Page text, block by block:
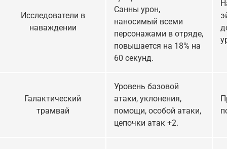
Исследователи в
наваждении
Санны урон,
наносимый всеми
персонажами в отряде,
повышается на 18% на
60 секунд.
Галактический
трамвай
Уровень базовой
атаки, уклонения,
помощи, особой атаки,
цепочки атак +2.